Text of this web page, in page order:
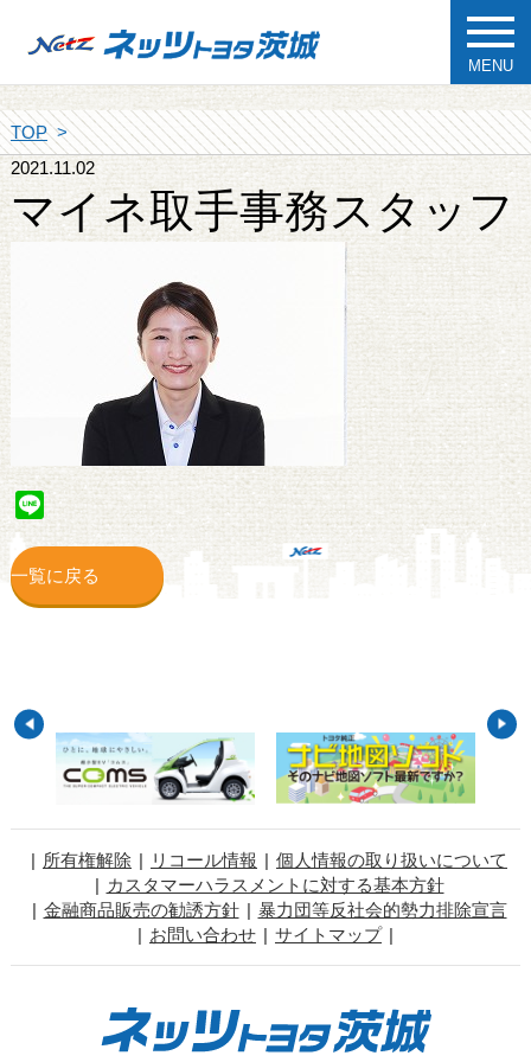
MENU
TOP
2021.11.02
マイネ取手事務スタッフ
Line
一覧に戻る
所有権解除 リコール情報
個人情報の取り扱いについて
カスタマーハラスメントに対する基本方針
金融商品販売の勧誘方針
暴力団等反社会的勢力排除宣言
お問い合わせ
サイトマップ